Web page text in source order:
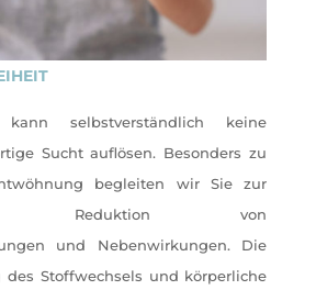
selbstverständlich keine
Sucht auflösen. Besonders zu
begleiten wir Sie zur
Reduktion von
und Nebenwirkungen. Die
des Stoffwechsels und körperliche